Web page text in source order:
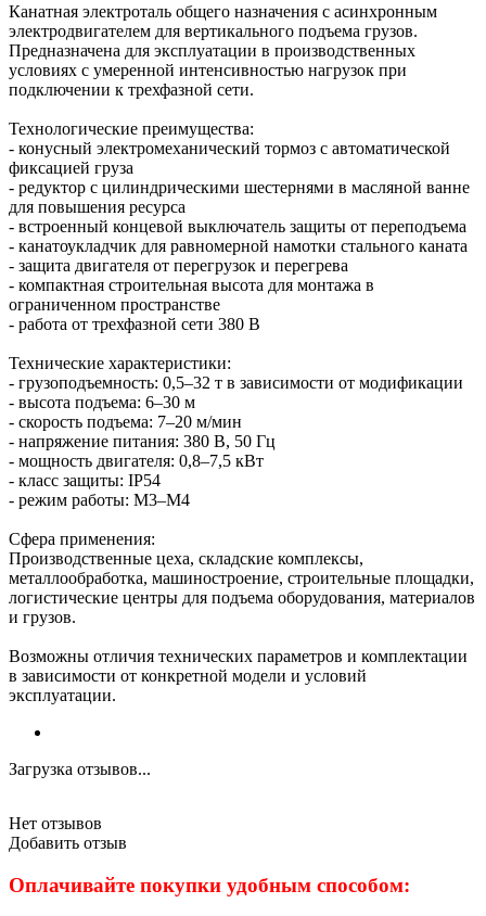
Канатная электроталь общего назначения с асинхронным
электродвигателем для вертикального подъема грузов.
Предназначена для эксплуатации в производственных
условиях с умеренной интенсивностью нагрузок при
подключении к трехфазной сети.
Технологические преимущества:
- конусный электромеханический тормоз с автоматической
фиксацией груза
- редуктор с цилиндрическими шестернями в масляной ванне
для повышения ресурса
- встроенный концевой выключатель защиты от переподъема
- канатоукладчик для равномерной намотки стального каната
- защита двигателя от перегрузок и перегрева
- компактная строительная высота для монтажа в
ограниченном пространстве
- работа от трехфазной сети 380 В
Технические характеристики:
- грузоподъемность: 0,5–32 т в зависимости от модификации
- высота подъема: 6–30 м
- скорость подъема: 7–20 м/мин
- напряжение питания: 380 В, 50 Гц
- мощность двигателя: 0,8–7,5 кВт
- класс защиты: IP54
- режим работы: М3–М4
Сфера применения:
Производственные цеха, складские комплексы,
металлообработка, машиностроение, строительные площадки,
логистические центры для подъема оборудования, материалов
и грузов.
Возможны отличия технических параметров и комплектации
в зависимости от конкретной модели и условий
эксплуатации.
Загрузка отзывов...
Нет отзывов
Добавить отзыв
Оплачивайте покупки удобным способом: